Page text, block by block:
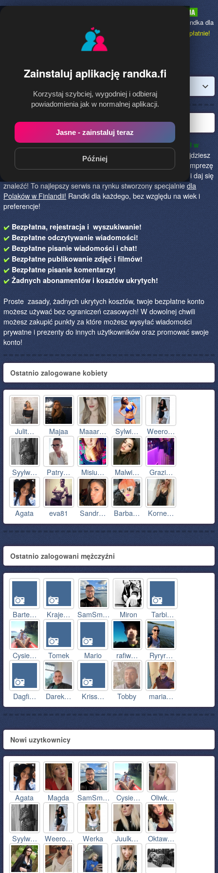
Zainstaluj aplikację randka.fi
Korzystaj szybciej, wygodniej i odbieraj
powiadomienia jak w normalnej aplikacji.
Jasne - zainstaluj teraz
Później
to najpopularniejsza Randka dla
Polaków w Finlandii,
dołącz bezpłatnie!
Polska randka w Finlandii
Randka.fi to najlepszy sposób na poznanie nowych przyjaciół w
Finlandii!
Określ czego szukasz i skończ z samotnością! Znajdziesz
tu osoby szukające miłości lub przygody, chętne na randkę, imprezę
i spotkanie na żywo! Dołącz do nas, powiedz czego szukasz i daj się
znaleźć! To najlepszy serwis na rynku stworzony specjalniedla
Polaków w Finlandii! Randki dla każdego, bez względu na wiek i
preferencje!
Bezpłatna, rejestracja i wyszukiwanie!
Bezpłatne odczytywanie wiadomości!
Bezpłatne pisanie wiadomości i chat!
Bezpłatne publikowanie zdjęć i filmów!
Bezpłatne pisanie komentarzy!
Żadnych abonamentów i kosztów ukrytych!
Proste zasady, żadnych ukrytych kosztów, twoje bezpłatne konto
możesz używać bez ograniczeń czasowych! W dowolnej chwili
możesz zakupić punkty za które możesz wysyłać wiadomości
prywatne i prezenty do innych użytkowników oraz promować swoje
konto!
Ostatnio zalogowane kobiety
Julit… Majaa Maaar… Sylwi… Weero…
Syylw… Patry… Misiu… Malwi… Grazi…
Agata eva81 Sandr… Barba… Korne…
Ostatnio zalogowani mężczyźni
Barte… Kraje… SamSm… Miron Tarbi…
Cysie… Tomek Mario rafiw… Ryryr…
Dagfi… Darek… Kriss… Tobby maria…
Nowi uzytkownicy
Agata Magda SamSm… Cysie… Oliwk…
Syylw… Weero… Werka Juulk… Oktaw…